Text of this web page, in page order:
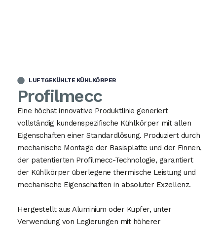
LUFTGEKÜHLTE KÜHLKÖRPER
Profilmecc
Eine höchst innovative Produktlinie generiert
vollständig kundenspezifische Kühlkörper mit allen
Eigenschaften einer Standardlösung. Produziert durch
mechanische Montage der Basisplatte und der Finnen,
der patentierten Profilmecc-Technologie, garantiert
der Kühlkörper überlegene thermische Leistung und
mechanische Eigenschaften in absoluter Exzellenz.
Hergestellt aus Aluminium oder Kupfer, unter
Verwendung von Legierungen mit höherer